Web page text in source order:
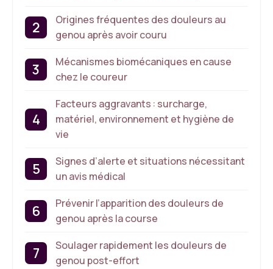
Origines fréquentes des douleurs au
genou après avoir couru
Mécanismes biomécaniques en cause
chez le coureur
Facteurs aggravants : surcharge,
matériel, environnement et hygiène de
vie
Signes d’alerte et situations nécessitant
un avis médical
Prévenir l’apparition des douleurs de
genou après la course
Soulager rapidement les douleurs de
genou post-effort